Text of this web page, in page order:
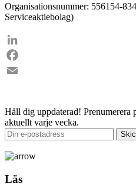
Organisationsnummer: 556154-
Serviceaktiebolag)
LinkedIn
Facebook
Håll dig uppdaterad! Prenumerera
aktuellt varje vecka.
Läs